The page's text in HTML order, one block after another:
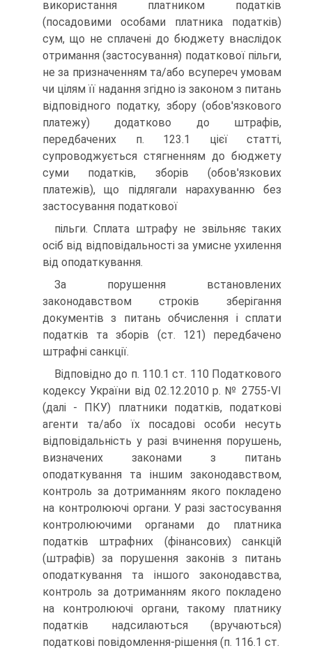
використання платником податків
(посадовими особами платника податків)
сум, що не сплачені до бюджету внаслідок
отримання (застосування) податкової пільги,
не за призначенням та/або всупереч умовам
чи цілям її надання згідно із законом з питань
відповідного податку, збору (обов'язкового
платежу) додатково до штрафів,
передбачених п. 123.1 цієї статті,
супроводжується стягненням до бюджету
суми податків, зборів (обов'язкових
платежів), що підлягали нарахуванню без
застосування податкової
пільги. Сплата штрафу не звільняє таких
осіб від відповідальності за умисне ухилення
від оподаткування.
За порушення встановлених
законодавством строків зберігання
документів з питань обчислення і сплати
податків та зборів (ст. 121) передбачено
штрафні санкції.
Відповідно до п. 110.1 ст. 110 Податкового
кодексу України від 02.12.2010 р. № 2755-VI
(далі - ПКУ) платники податків, податкові
агенти та/або їх посадові особи несуть
відповідальність у разі вчинення порушень,
визначених законами з питань
оподаткування та іншим законодавством,
контроль за дотриманням якого покладено
на контролюючі органи. У разі застосування
контролюючими органами до платника
податків штрафних (фінансових) санкцій
(штрафів) за порушення законів з питань
оподаткування та іншого законодавства,
контроль за дотриманням якого покладено
на контролюючі органи, такому платнику
податків надсилаються (вручаються)
податкові повідомлення-рішення (п. 116.1 ст.